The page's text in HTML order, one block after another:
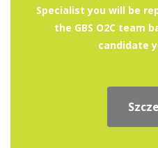
Specialist you will be
the GBS O2C team
candidate